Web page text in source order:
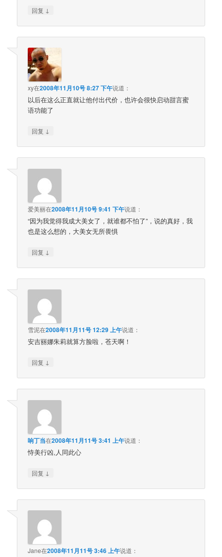
回复 ↓
xy在2008年11月10号 8:27 下午说道：
以后在这么正直就让他付出代价，也许会很快启动甜言蜜
语功能了
回复 ↓
爱美丽在2008年11月10号 9:41 下午说道：
“因为我觉得我成大美女了，就谁都不怕了”，说的真好，我
也是这么想的，大美女无所畏惧
回复 ↓
雪泥在2008年11月11号 12:29 上午说道：
安吉丽娜朱莉就算方脸啦，苍天啊！
回复 ↓
响丁当在2008年11月11号 3:41 上午说道：
恃美行凶,人同此心
回复 ↓
Jane在2008年11月11号 3:46 上午说道：